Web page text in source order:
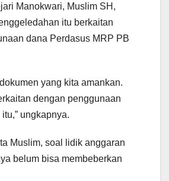
Manokwari, Muslim SH,
itu berkaitan
dana Perdasus MRP PB
yang kita amankan.
dengan penggunaan
ungkapnya.
Muslim, soal lidik anggaran
belum bisa membeberkan